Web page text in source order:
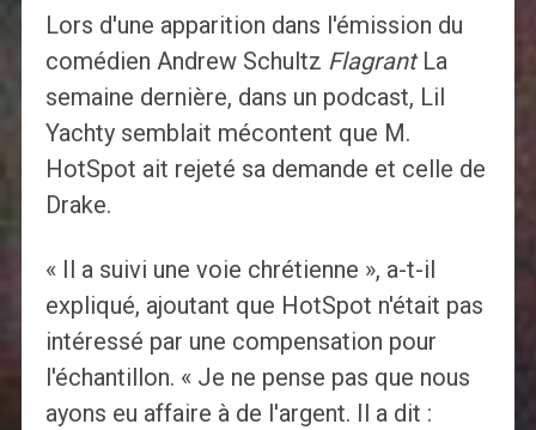
Lors d'une apparition dans l'émission du
comédien Andrew Schultz FlagrantLa
semaine dernière, dans un podcast, Lil
Yachty semblait mécontent que M.
HotSpot ait rejeté sa demande et celle de
Drake.
« Il a suivi une voie chrétienne », a-t-il
expliqué, ajoutant que HotSpot n'était pas
intéressé par une compensation pour
l'échantillon. « Je ne pense pas que nous
ayons eu affaire à de l'argent. Il a dit :